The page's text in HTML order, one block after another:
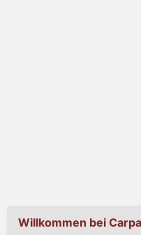
Willkommen bei